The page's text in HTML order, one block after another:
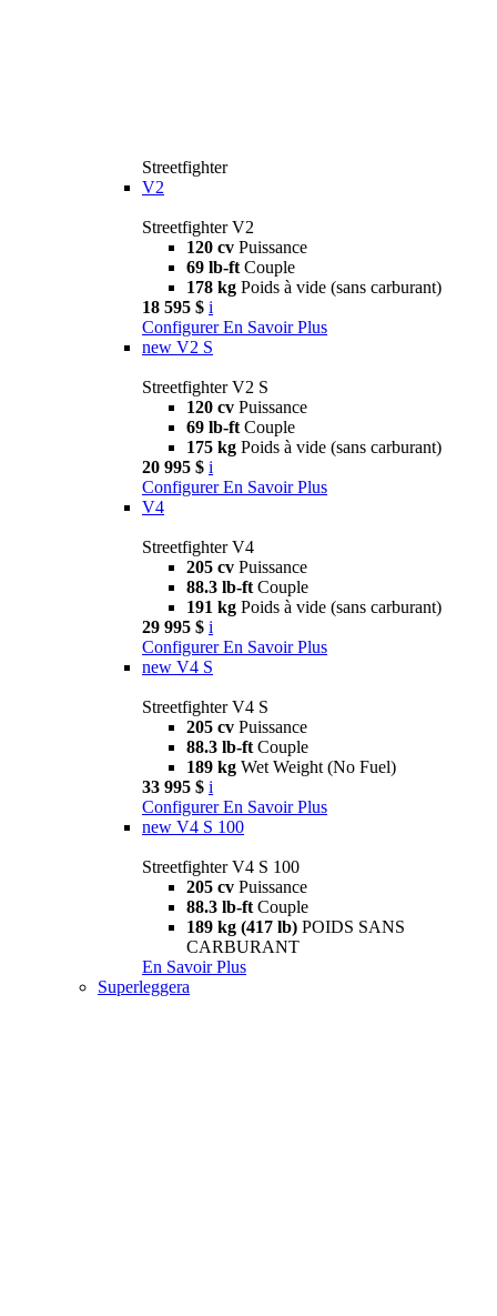
Streetfighter
V2
Streetfighter V2
120 cv Puissance
69 lb-ft Couple
178 kg Poids à vide (sans carburant)
18 595 $ i
Configurer En Savoir Plus
new V2 S
Streetfighter V2 S
120 cv Puissance
69 lb-ft Couple
175 kg Poids à vide (sans carburant)
20 995 $ i
Configurer En Savoir Plus
V4
Streetfighter V4
205 cv Puissance
88.3 lb-ft Couple
191 kg Poids à vide (sans carburant)
29 995 $ i
Configurer En Savoir Plus
new V4 S
Streetfighter V4 S
205 cv Puissance
88.3 lb-ft Couple
189 kg Wet Weight (No Fuel)
33 995 $ i
Configurer En Savoir Plus
new V4 S 100
Streetfighter V4 S 100
205 cv Puissance
88.3 lb-ft Couple
189 kg (417 lb) POIDS SANS
CARBURANT
En Savoir Plus
Superleggera